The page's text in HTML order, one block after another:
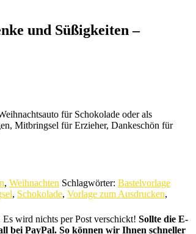
und Süßigkeiten –
für Schokolade oder als
Mitbringsel für Erzieher, Dankeschön für
, Weihnachten Schlagwörter: Bastelvorlage
, Schokolade, Vorlage zum Ausdrucken,
wird nichts per Post verschickt! Sollte die E-
bei PayPal. So können wir Ihnen schneller